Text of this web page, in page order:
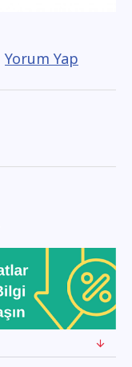
Yorum Yap